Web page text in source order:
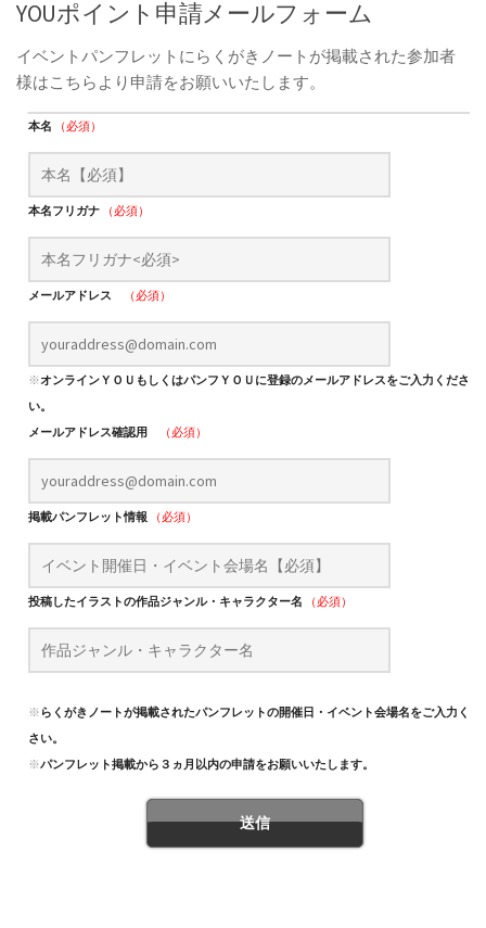
YOUポイント申請メールフォーム
イベントパンフレットにらくがきノートが掲載された参加者
様はこちらより申請をお願いいたします。
本名 （必須）
本名フリガナ （必須）
メールアドレス （必須）
※オンラインＹＯＵもしくはパンフＹＯＵに登録のメールアドレスをご入力くださ
い。
メールアドレス確認用
（必須）
掲載パンフレット情報 （必須）
投稿したイラストの作品ジャンル・キャラクター名 （必須）
※ らくがきノートが掲載されたパンフレットの開催日・イベント会場名をご入力くだ
さい。
※パンフレット掲載から３ヵ月以内の申請をお願いいたします。